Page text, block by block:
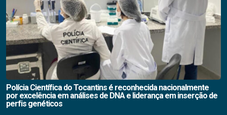
Polícia Científica do Tocantins é reconhecida nacionalmente
por excelência em análises de DNA e liderança em inserção de
perfis genéticos